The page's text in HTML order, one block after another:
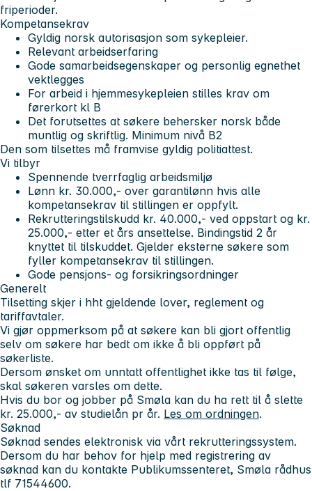
friperioder.
Kompetansekrav
Gyldig norsk autorisasjon som sykepleier.
Relevant arbeidserfaring
Gode samarbeidsegenskaper og personlig egnethet
vektlegges
For arbeid i hjemmesykepleien stilles krav om
førerkort kl B
Det forutsettes at søkere behersker norsk både
muntlig og skriftlig. Minimum nivå B2
Den som tilsettes må framvise gyldig politiattest.
Vi tilbyr
Spennende tverrfaglig arbeidsmiljø
Lønn kr. 30.000,- over garantilønn hvis alle
kompetansekrav til stillingen er oppfylt.
Rekrutteringstilskudd kr. 40.000,- ved oppstart og kr.
25.000,- etter et års ansettelse. Bindingstid 2 år
knyttet til tilskuddet. Gjelder eksterne søkere som
fyller kompetansekrav til stillingen.
Gode pensjons- og forsikringsordninger
Generelt
Tilsetting skjer i hht gjeldende lover, reglement og
tariffavtaler.
Vi gjør oppmerksom på at søkere kan bli gjort offentlig
selv om søkere har bedt om ikke å bli oppført på
søkerliste.
Dersom ønsket om unntatt offentlighet ikke tas til følge,
skal søkeren varsles om dette.
Hvis du bor og jobber på Smøla kan du ha rett til å slette
kr. 25.000,- av studielån pr år. Les om ordningen.
Søknad
Søknad sendes elektronisk via vårt rekrutteringssystem.
Dersom du har behov for hjelp med registrering av
søknad kan du kontakte Publikumssenteret, Smøla rådhus
tlf 71544600.